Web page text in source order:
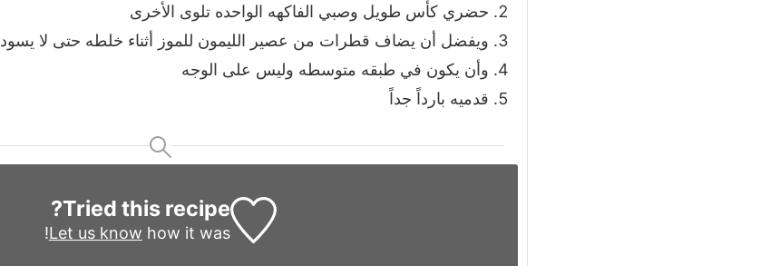
حضري كأس طويل وصبي الفاكهه الواحده تلوى الأخرى
ويفضل أن يضاف قطرات من عصير الليمون للموز أثناء خلطه حتى لا يسود
وأن يكون في طبقه متوسطه وليس على الوجه
قدميه بارداً جداً
Tried this recipe?
Let us know how it was!